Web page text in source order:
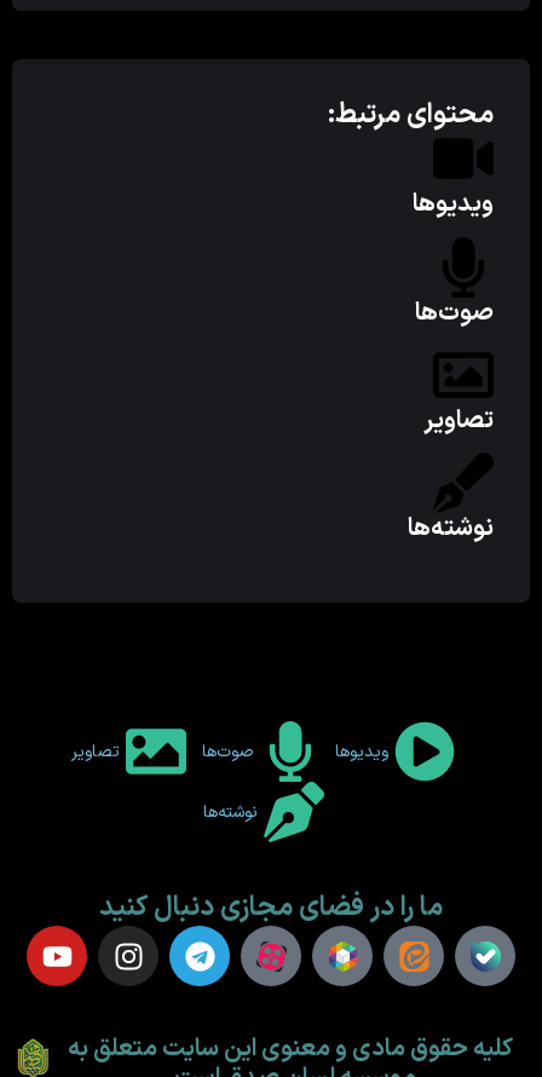
محتوای مرتبط:
ویدیوها
صوت‌ها
تصاویر
نوشته‌ها
ویدیوها صوت‌ها تصاویر
نوشته‌ها
ما را در فضای مجازی دنبال کنید
کلیه حقوق مادی و معنوی این سایت متعلق به